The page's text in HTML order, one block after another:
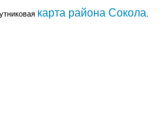
карта района Сокола